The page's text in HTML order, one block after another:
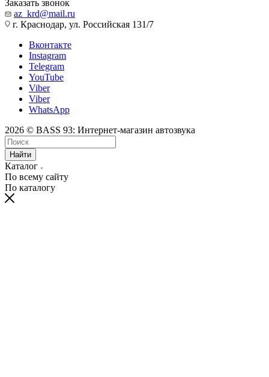
Заказать звонок
az_krd@mail.ru
г. Краснодар, ул. Российская 131/7
Вконтакте
Instagram
Telegram
YouTube
Viber
Viber
WhatsApp
2026 © BASS 93: Интернет-магазин автозвука
Найти
Каталог
По всему сайту
По каталогу